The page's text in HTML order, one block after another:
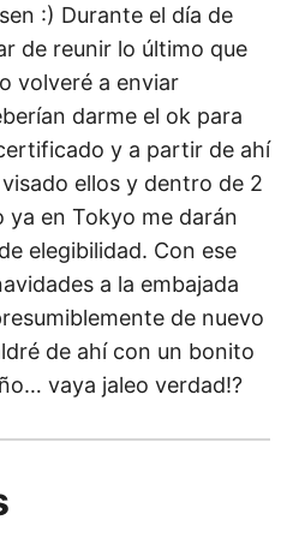
:) Durante el día de
de reunir lo último que
volveré a enviar
darme el ok para
y a partir de ahí
ellos y dentro de 2
ya en Tokyo me darán
elegibilidad. Con ese
a la embajada
de nuevo
de ahí con un bonito
vaya jaleo verdad!?